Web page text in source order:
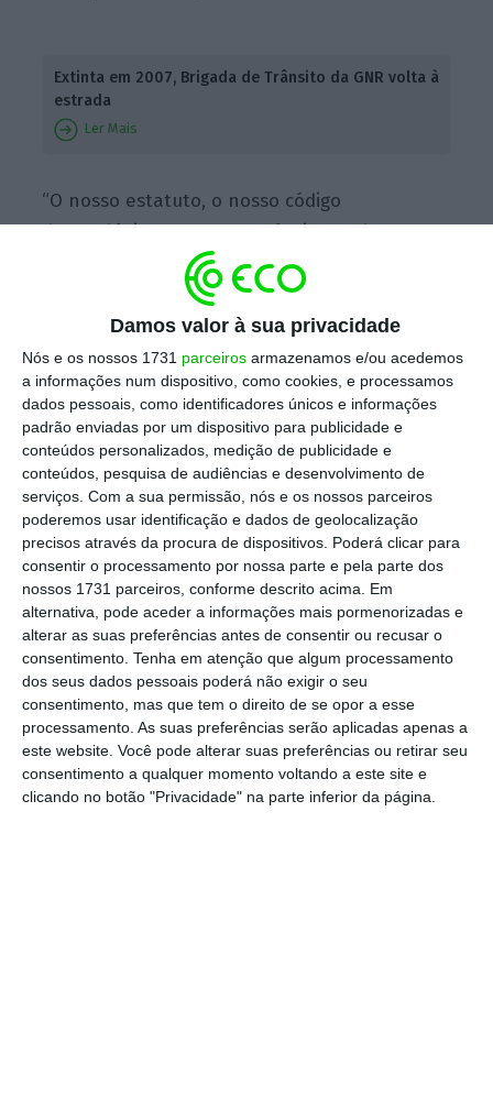
Damos valor à sua privacidade
Nós e os nossos 1731 parceiros armazenamos e/ou acedemos
a informações num dispositivo, como cookies, e processamos
dados pessoais, como identificadores únicos e informações
padrão enviadas por um dispositivo para publicidade e
conteúdos personalizados, medição de publicidade e
conteúdos, pesquisa de audiências e desenvolvimento de
serviços. Com a sua permissão, nós e os nossos parceiros
poderemos usar identificação e dados de geolocalização
precisos através da procura de dispositivos. Poderá clicar para
consentir o processamento por nossa parte e pela parte dos
nossos 1731 parceiros, conforme descrito acima. Em
alternativa, pode aceder a informações mais pormenorizadas e
alterar as suas preferências antes de consentir ou recusar o
consentimento. Tenha em atenção que algum processamento
dos seus dados pessoais poderá não exigir o seu
consentimento, mas que tem o direito de se opor a esse
processamento. As suas preferências serão aplicadas apenas a
este website. Você pode alterar suas preferências ou retirar seu
consentimento a qualquer momento voltando a este site e
clicando no botão "Privacidade" na parte inferior da página.
Extinta em 2007, Brigada de Trânsito da GNR volta à
estrada
Ler Mais
“O nosso estatuto, o nosso código
deontológico e o nosso próprio regulamento
de disciplina militar diz mesmo isso que o
militar tem que manter uma conduta
exemplar dentro e fora do serviço”, afirmou,
indicando que estesmilitares foram expulsos
“por comportamentos inadequados” na vida
civil, como violência doméstica e burlas, e em
serviço.
Rui Veloso avançou quetambém os militares
recém-formados, que após terminarem o curso
ficam um ano à experiência (regime
probatório), podem ser afastados da
corporação, existindo esses afastamentos
todos os anos e em 2026 já foi um expulso.